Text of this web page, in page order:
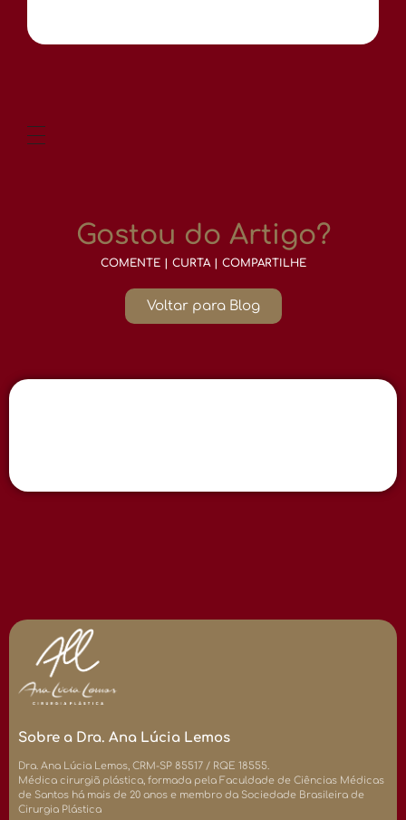
Gostou do Artigo?
COMENTE | CURTA | COMPARTILHE
Voltar para Blog
Sobre a Dra. Ana Lúcia Lemos
Dra. Ana Lúcia Lemos, CRM-SP 85517 / RQE 18555.
Médica cirurgiã plástica, formada pela Faculdade de Ciências Médicas
de Santos há mais de 20 anos e membro da Sociedade Brasileira de
Cirurgia Plástica